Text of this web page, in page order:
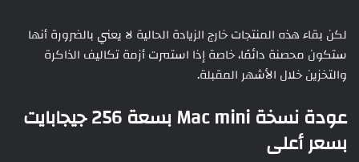
لكن بقاء هذه المنتجات خارج الزيادة الحالية لا يعني بالضرورة أنها
ستكون محصنة دائمًا، خاصة إذا استمرت أزمة تكاليف الذاكرة
والتخزين خلال الأشهر المقبلة.
عودة نسخة Mac mini بسعة 256 جيجابايت
بسعر أعلى